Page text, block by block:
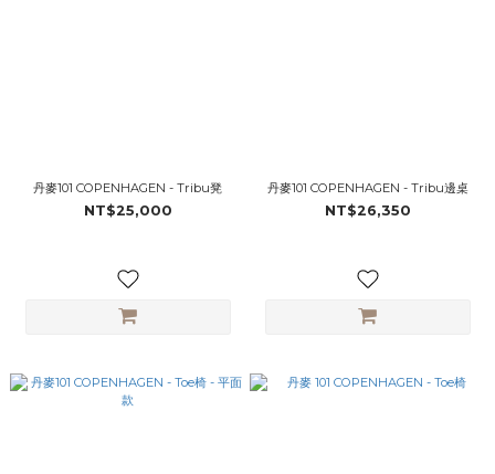
丹麥101 COPENHAGEN - Tribu凳
NT$25,000
丹麥101 COPENHAGEN - Tribu邊桌
NT$26,350